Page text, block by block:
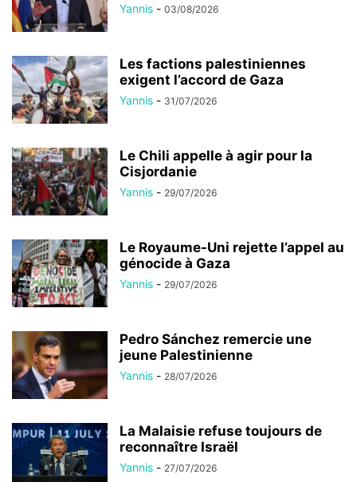
Yannis - 03/08/2026
Les factions palestiniennes
exigent l’accord de Gaza
Yannis - 31/07/2026
Le Chili appelle à agir pour la
Cisjordanie
Yannis - 29/07/2026
Le Royaume-Uni rejette l’appel au
génocide à Gaza
Yannis - 29/07/2026
Pedro Sánchez remercie une
jeune Palestinienne
Yannis - 28/07/2026
La Malaisie refuse toujours de
reconnaître Israël
Yannis - 27/07/2026